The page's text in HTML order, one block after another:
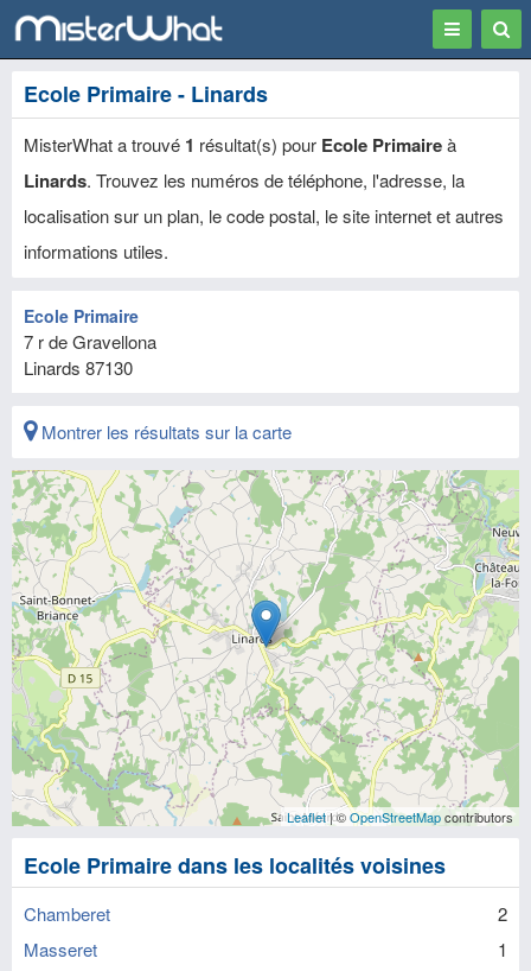
Toggle
Ecole Primaire - Linards
MisterWhat a trouvé 1 résultat(s) pour Ecole Primaireà
Linards. Trouvez les numéros de téléphone, l'adresse, la
localisation sur un plan, le code postal, le site internet et autres
informations utiles.
Ecole Primaire
7 r de Gravellona
Linards 87130
Montrer les résultats sur la carte
Leaflet| ©OpenStreetMapcontributors
Ecole Primaire dans les localités voisines
Chamberet
2
Masseret
1